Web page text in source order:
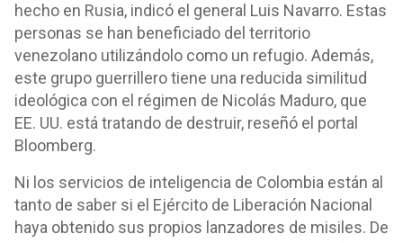
hecho en Rusia, indicó el general Luis Navarro. Estas
personas se han beneficiado del territorio
venezolano utilizándolo como un refugio. Además,
este grupo guerrillero tiene una reducida similitud
ideológica con el régimen de Nicolás Maduro, que
EE. UU. está tratando de destruir, reseñó el portal
Bloomberg.
Ni los servicios de inteligencia de Colombia están al
tanto de saber si el Ejército de Liberación Nacional
haya obtenido sus propios lanzadores de misiles. De